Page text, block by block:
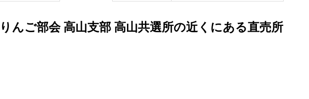
んご部会 高山支部 高山共選所の近くにある直売所